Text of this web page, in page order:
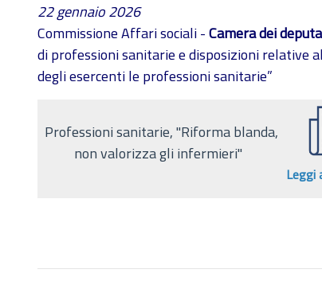
22 gennaio 2026
Commissione Affari sociali -Camera dei
di professioni sanitarie e disposizioni relative
degli esercenti le professioni sanitarie”
Professioni sanitarie, ''Riforma blanda,
non valorizza gli infermieri''
Leggi